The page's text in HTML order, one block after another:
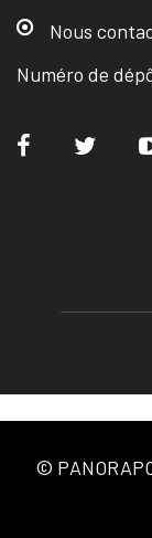
Nous
©